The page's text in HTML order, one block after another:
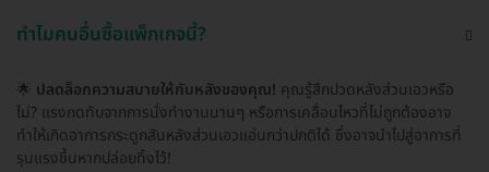
ทำไมคนอื่นซื้อแพ็กเกจนี้?
🌟 ปลดล็อกความสบายให้กับหลังของคุณ! คุณรู้สึกปวดหลังส่วนเอวหรือ
ไม่? แรงกดทับจากการนั่งทำงานนานๆ หรือการเคลื่อนไหวที่ไม่ถูกต้องอาจ
ทำให้เกิดอาการกระดูกสันหลังส่วนเอวแอ่นกว่าปกติได้ ซึ่งอาจนำไปสู่อาการที่
รุนแรงขึ้นหากปล่อยทิ้งไว้!